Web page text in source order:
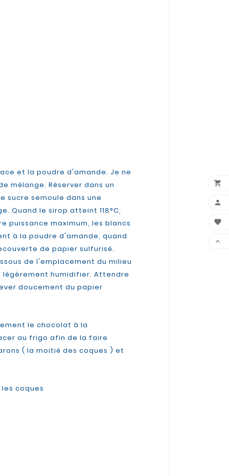
et la poudre d'amande. Je ne
mélange. Réserver dans un
sucre semoule dans une
Quand le sirop atteint 118°C,
puissance maximum, les blancs
à la poudre d'amande, quand
de papier sulfurisé.
de l'emplacement du milieu
légèrement humidifier. Attendre
doucement du papier
le chocolat à la
au frigo afin de la faire
( la moitié des coques ) et
coques



